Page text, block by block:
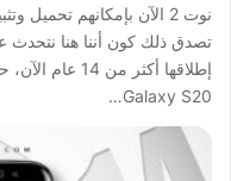
تصدق ذلك كون أننا هنا
إطلاقها أكثر
Galaxy S20…